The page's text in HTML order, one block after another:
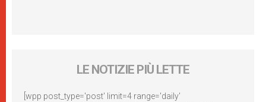
LE NOTIZIE PIÙ LETTE
[wpp post_type='post' limit=4 range='daily'